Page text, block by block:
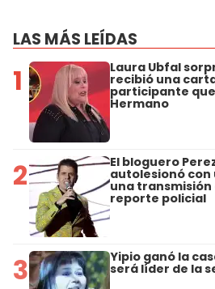
LAS MÁS LEÍDAS
1 Laura Ubfal
recibió una
participante
Hermano
2 El bloguero
autolesionó
una transmisión
reporte policial
3 Yipio ganó la
será líder de la